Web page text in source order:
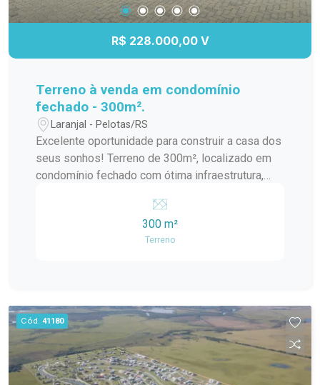
R$ 228.000,00 V
Terreno à venda em condomínio
fechado - 300m².
Laranjal - Pelotas/RS
Excelente oportunidade para construir a casa dos
seus sonhos! Terreno de 300m², localizado em
condomínio fechado com ótima infraestrutura,
quem busca qualidade de vida e conforto.
Destaques do condomínio: Portaria e segurança
24 horas Áreas de lazer com playground, quadras
300 m²
Terreno
Cód. 41180